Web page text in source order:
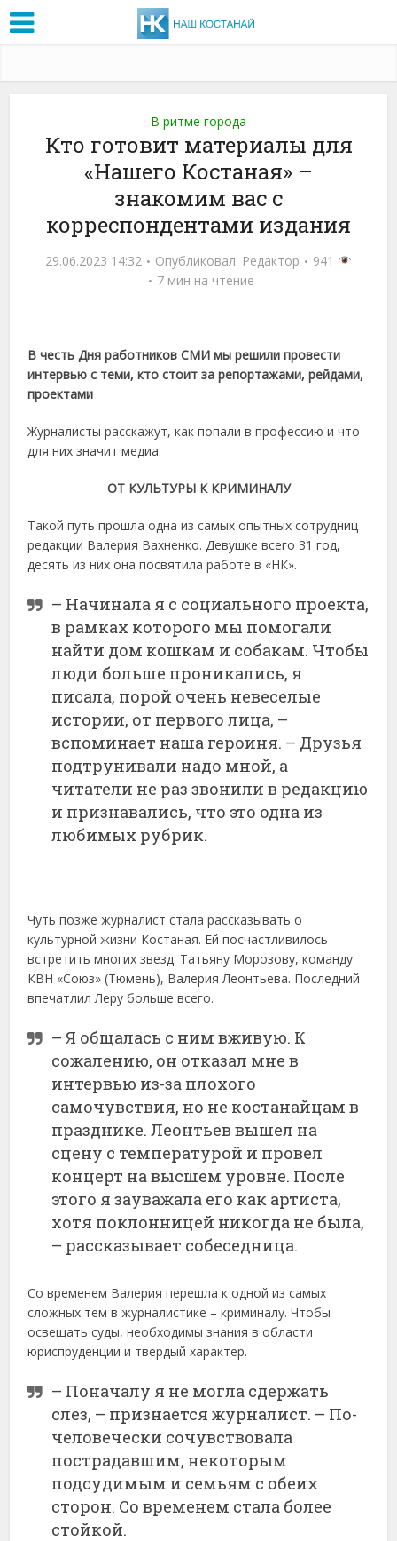
В ритме города
Кто готовит материалы для
«Нашего Костаная» –
знакомим вас с
корреспондентами издания
29.06.2023 14:32 Опубликовал: Редактор
941
7 мин на чтение
В честь Дня работников СМИ мы решили провести
интервью с теми, кто стоит за репортажами, рейдами,
проектами
Журналисты расскажут, как попали в профессию и что
для них значит медиа.
ОТ КУЛЬТУРЫ К КРИМИНАЛУ
Такой путь прошла одна из самых опытных сотрудниц
редакции Валерия Вахненко. Девушке всего 31 год,
десять из них она посвятила работе в «НК».
– Начинала я с социального проекта,
в рамках которого мы помогали
найти дом кошкам и собакам. Чтобы
люди больше проникались, я
писала, порой очень невеселые
истории, от первого лица, –
вспоминает наша героиня. – Друзья
подтрунивали надо мной, а
читатели не раз звонили в редакцию
и признавались, что это одна из
любимых рубрик.
Чуть позже журналист стала рассказывать о
культурной жизни Костаная. Ей посчастливилось
встретить многих звезд: Татьяну Морозову, команду
КВН «Союз» (Тюмень), Валерия Леонтьева. Последний
впечатлил Леру больше всего.
– Я общалась с ним вживую. К
сожалению, он отказал мне в
интервью из-за плохого
самочувствия, но не костанайцам в
празднике. Леонтьев вышел на
сцену с температурой и провел
концерт на высшем уровне. После
этого я зауважала его как артиста,
хотя поклонницей никогда не была,
– рассказывает собеседница.
Со временем Валерия перешла к одной из самых
сложных тем в журналистике – криминалу. Чтобы
освещать суды, необходимы знания в области
юриспруденции и твердый характер.
– Поначалу я не могла сдержать
слез, – признается журналист. – По-
человечески сочувствовала
пострадавшим, некоторым
подсудимым и семьям с обеих
сторон. Со временем стала более
стойкой.